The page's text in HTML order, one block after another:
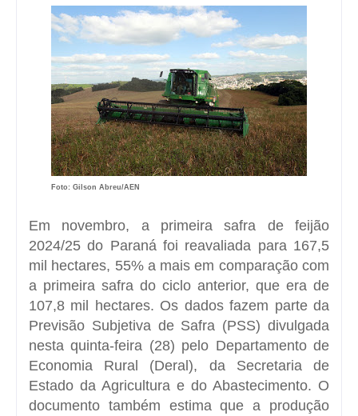
Foto: Gilson Abreu/AEN
Em novembro, a primeira safra de feijão
2024/25 do Paraná foi reavaliada para 167,5
mil hectares, 55% a mais em comparação com
a primeira safra do ciclo anterior, que era de
107,8 mil hectares. Os dados fazem parte da
Previsão Subjetiva de Safra (PSS) divulgada
nesta quinta-feira (28) pelo Departamento de
Economia Rural (Deral), da Secretaria de
Estado da Agricultura e do Abastecimento. O
documento também estima que a produção